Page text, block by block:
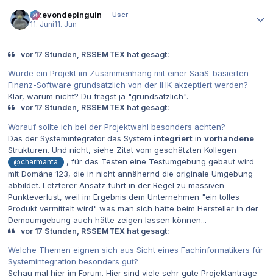
ickevondepinguin
User
11. Juni11. Jun
vor 17 Stunden, RSSEMTEX hat gesagt:
Würde ein Projekt im Zusammenhang mit einer SaaS-basierten
Finanz-Software grundsätzlich von der IHK akzeptiert werden?
Klar, warum nicht? Du fragst ja "grundsätzlich".
vor 17 Stunden, RSSEMTEX hat gesagt:
Worauf sollte ich bei der Projektwahl besonders achten?
Das der Systemintegrator das System integriert in vorhandene
Strukturen. Und nicht, siehe Zitat vom geschätzten Kollegen
@charmanta
, für das Testen eine Testumgebung gebaut wird
mit Domäne 123, die in nicht annähernd die originale Umgebung
abbildet. Letzterer Ansatz führt in der Regel zu massiven
Punkteverlust, weil im Ergebnis dem Unternehmen "ein tolles
Produkt vermittelt wird" was man sich hätte beim Hersteller in der
Demoumgebung auch hätte zeigen lassen können...
vor 17 Stunden, RSSEMTEX hat gesagt:
Welche Themen eignen sich aus Sicht eines Fachinformatikers für
Systemintegration besonders gut?
Schau mal hier im Forum. Hier sind viele sehr gute Projektanträge